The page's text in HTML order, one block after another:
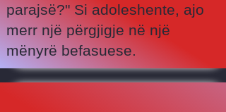
parajsë?" Si adoleshente, ajo
merr një përgjigje në një
mënyrë befasuese.